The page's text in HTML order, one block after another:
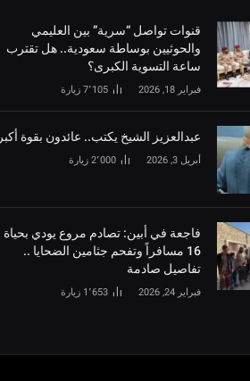
قنوات تواصل “سرية” بين العليمي
والحوثيين بوساطة سعودية.. هل تقترب
ساعة التسوية الكبرى؟
فبراير 18, 2026 7٬105 زيارة
‏عبدالعزيز الشيخ يكتب.. عائدون بقوة أكبر
أبريل 3, 2026 2٬000 زيارة
فاجعة في أبين: تصادم مروع يودي بحياة
16 مسافراً وتفحم جثامين الضحايا ..
تفاصيل صادمة
فبراير 24, 2026 1٬653 زيارة